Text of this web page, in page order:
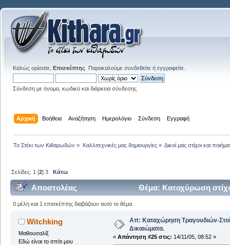
Καλώς ορίσατε, Επισκέπτης . Παρακαλούμε συνδεθείτε ή εγγραφείτε
Σύνδεση με όνομα, κωδικό και διάρκεια σύνδεσης
Αρχική Βοήθεια Αναζήτηση Ημερολόγιο Σύνδεση Εγγραφή
Το Στέκι των Κιθαρωδών » Καλλιτεχνικές μας δημιουργίες» Δικοί μας στίχοι και
Σελίδες: 1 [2]3 Κάτω
Αποστολέας Θέμα: Κατοχύρωση
0 μέλη και 1 επισκέπτης διαβάζουν αυτό το θέμα.
Witchking
Μαθουσαλίξ
Εδώ είναι το σπίτι μου
Απ: Καταχώρηση Τραγουδιών-
Δικαιώματα.
« Απάντηση #25 στις: 14/11/05, 08:52 »